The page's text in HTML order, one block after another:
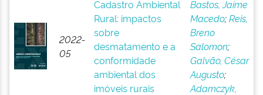
2022-
05
Cadastro Ambiental
Rural: impactos
sobre
desmatamento e a
conformidade
ambiental dos
imóveis rurais
Bastos, Jaime
Macedo;Reis,
Breno
Salomon;
Galvão, César
Augusto;
Adamczyk,